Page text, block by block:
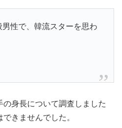
性で、韓流スターを思わ
身長について調査しました
きませんでした。